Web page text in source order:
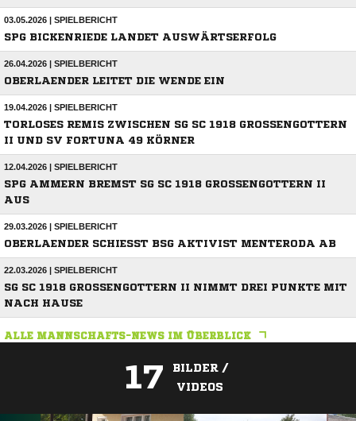
03.05.2026 | SPIELBERICHT
SPG BICKENRIEDE LANDET AUSWÄRTSERFOLG
26.04.2026 | SPIELBERICHT
OBERLAENDER LEITET DIE WENDE EIN
19.04.2026 | SPIELBERICHT
TORLOSES REMIS ZWISCHEN SG SC 1918 GROSSENGOTTERN I
I UND SV FORTUNA 49 KÖRNER
12.04.2026 | SPIELBERICHT
SPG AMMERN BREMST SG SC 1918 GROSSENGOTTERN II A
US
29.03.2026 | SPIELBERICHT
OBERLAENDER SCHIESST BSG AKTIVIST MENTERODA AB
22.03.2026 | SPIELBERICHT
SG SC 1918 GROSSENGOTTERN II NIMMT DREI PUNKTE MIT N
ACH HAUSE
ALLE MANNSCHAFTS-NEWS IM ÜBERBLICK
17
BILDER /
VIDEOS